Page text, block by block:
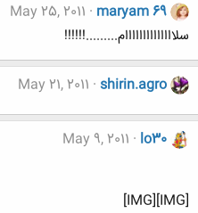
maryam 69
May 25, 2011
سلاااااااااااااام.........!!!!!!
shirin.agro
May 21, 2011
lo30
May 9, 2011
[IMG][IMG]